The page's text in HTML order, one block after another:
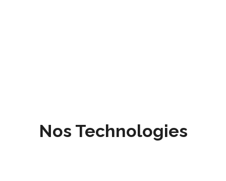
Nos Technologies